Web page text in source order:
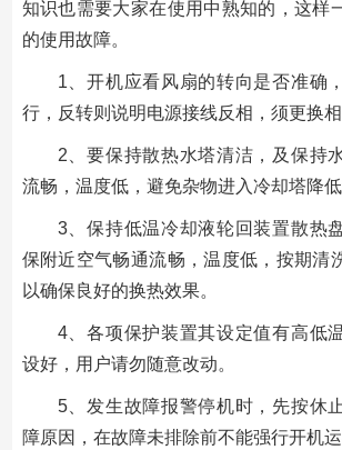
知识也需要大家在使用中熟知的，这样
的使用故障。
1、开机应看风扇的转向是否准确
行，反转则说明电源接线反相，须更换相
2、要保持散热水塔清洁，及保持
流畅，温度低，避免杂物进入冷却塔降低
3、保持低温冷却液轮回装置散热
保附近空气畅通流畅，温度低，按期清
以确保良好的换热效果。
4、各项保护装置其设定值有高低
设好，用户请勿随意改动。
5、发生故障报警停机时，先按休
障原因，在故障未排除前不能强行开机运